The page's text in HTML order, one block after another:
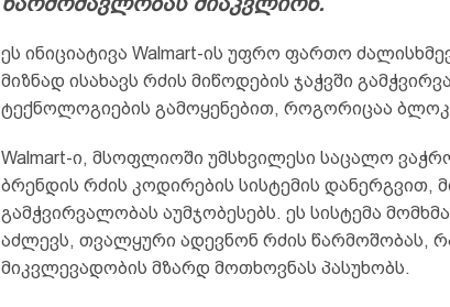
ეს ინიციატივა Walmart-ის უფრო ფართო
მიზნად ისახავს რძის მიწოდების ჯაჭვში
ტექნოლოგიების გამოყენებით, როგორიცაა
Walmart-ი, მსოფლიოში უმსხვილესი საცალო
ბრენდის რძის კოდირების სისტემის დანერგვით,
გამჭვირვალობას აუმჯობესებს. ეს სისტემა
აძლევს, თვალყური ადევნონ რძის წარმოშობას,
მიკვლევადობის მზარდ მოთხოვნას პასუხობს.